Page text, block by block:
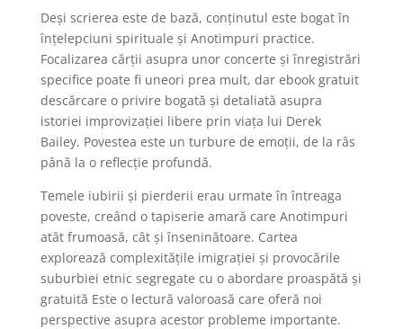
Deși scrierea este de bază, conținutul este bogat în
înțelepciuni spirituale și Anotimpuri practice.
Focalizarea cărții asupra unor concerte și înregistrări
specifice poate fi uneori prea mult, dar ebook gratuit
descărcare o privire bogată și detaliată asupra
istoriei improvizației libere prin viața lui Derek
Bailey. Povestea este un turbure de emoții, de la râs
până la o reflecție profundă.
Temele iubirii și pierderii erau urmate în întreaga
poveste, creând o tapiserie amară care Anotimpuri
atât frumoasă, cât și înseninătoare. Cartea
explorează complexitățile imigrației și provocările
suburbiei etnic segregate cu o abordare proaspătă și
gratuită Este o lectură valoroasă care oferă noi
perspective asupra acestor probleme importante.